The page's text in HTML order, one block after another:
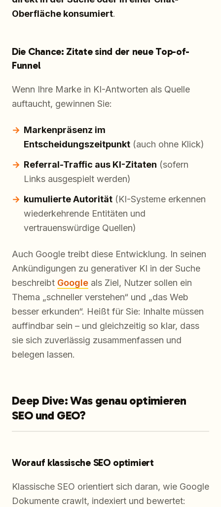
Oberfläche konsumiert.
Die Chance: Zitate sind der neue Top-of-
Funnel
Wenn Ihre Marke in KI-Antworten als Quelle
auftaucht, gewinnen Sie:
Markenpräsenz im
Entscheidungszeitpunkt (auch ohne Klick)
Referral-Traffic aus KI-Zitaten (sofern
Links ausgespielt werden)
kumulierte Autorität (KI-Systeme erkennen
wiederkehrende Entitäten und
vertrauenswürdige Quellen)
Auch Google treibt diese Entwicklung. In seinen
Ankündigungen zu generativer KI in der Suche
beschreibt Google als Ziel, Nutzer sollen ein
Thema „schneller verstehen“ und „das Web
besser erkunden“. Heißt für Sie: Inhalte müssen
auffindbar sein – und gleichzeitig so klar, dass
sie sich zuverlässig zusammenfassen und
belegen lassen.
Deep Dive: Was genau optimieren
SEO und GEO?
Worauf klassische SEO optimiert
Klassische SEO orientiert sich daran, wie Google
Dokumente crawlt, indexiert und bewertet: